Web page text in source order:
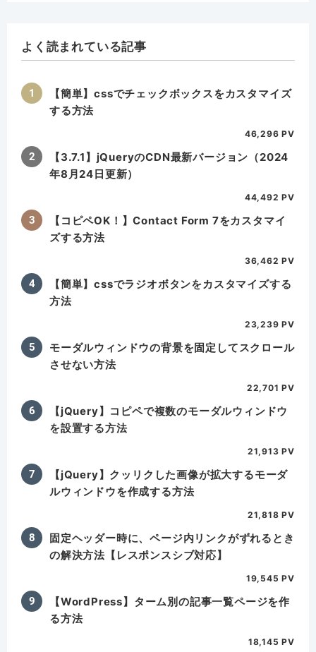
よく読まれている記事
【簡単】cssでチェックボックスをカスタマイズ
する方法
46,296 PV
【3.7.1】jQueryのCDN最新バージョン（2024
年8月24日更新）
44,492 PV
【コピペOK！】Contact Form 7をカスタマイ
ズする方法
36,462 PV
【簡単】cssでラジオボタンをカスタマイズする
方法
23,239 PV
モーダルウィンドウの背景を固定してスクロール
させない方法
22,701 PV
【jQuery】コピペで複数のモーダルウィンドウ
を設置する方法
21,913 PV
【jQuery】クッリクした画像が拡大するモーダ
ルウィンドウを作成する方法
21,818 PV
固定ヘッダー時に、ページ内リンクがずれるとき
の解決方法【レスポンスシブ対応】
19,545 PV
【WordPress】ターム別の記事一覧ページを作
る方法
18,145 PV